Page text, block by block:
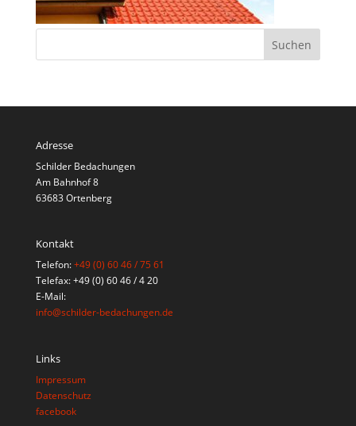
Adresse
Schilder Bedachungen
Am Bahnhof 8
63683 Ortenberg
Kontakt
Telefon:+49 (0) 60 46 / 75 61
Telefax: +49 (0) 60 46 / 4 20
E-Mail:
info@schilder-bedachungen.de
Links
Impressum
Datenschutz
facebook